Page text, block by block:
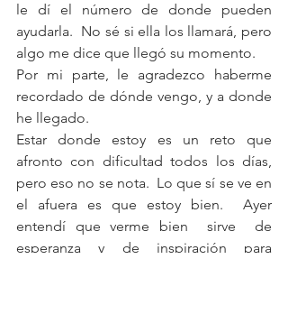
le dí el número de donde pueden
ayudarla.  No sé si ella los llamará, pero
algo me dice que llegó su momento.
Por mi parte, le agradezco haberme
recordado de dónde vengo, y a donde
he llegado.
Estar donde estoy es un reto que
afronto con dificultad todos los días,
pero eso no se nota.  Lo que sí se ve en
el afuera es que estoy bien.  Ayer
entendí que verme bien  sirve  de
esperanza y de inspiración para